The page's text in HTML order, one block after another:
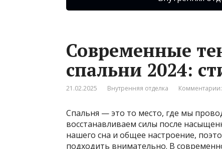
Современные
спальни 2024:
21.02.2025 Внутренняя отделка
Спальня — это то место, где мы
восстанавливаем силы после
нашего сна и общее настроение,
подходить внимательно. В